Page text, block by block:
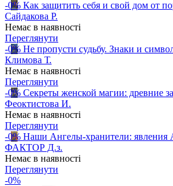
-0% Как защитить себя и свой дом от
Сайдакова Р.
Немає в наявності
Переглянути
-0% Не пропусти судьбу. Знаки и
Климова Т.
Немає в наявності
Переглянути
-0% Секреты женской магии: древние
Феоктистова И.
Немає в наявності
Переглянути
-0% Наши Ангелы-хранители: явления
ФАКТОР Д.з.
Немає в наявності
Переглянути
-0%